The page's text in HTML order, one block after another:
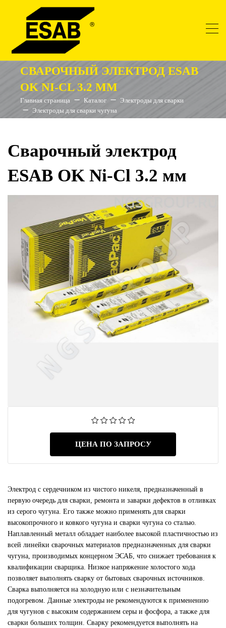
СВАРОЧНЫЙ ЭЛЕКТРОД ESAB
OK NI-CL 3.2 ММ
Главная страница Каталог
Электроды для сварки
Электроды для сварки чугуна
Сварочный электрод
ESAB OK Ni-Cl 3.2 мм
ЦЕНА ПО ЗАПРОСУ
Электрод с сердечником из чистого никеля, предназначенный в
первую очередь для сварки, ремонта и заварки дефектов в отливках
из серого чугуна. Его также можно применять для сварки
высокопрочного и ковкого чугуна и сварки чугуна со сталью.
Наплавленный металл обладает наиболее высокой пластичностью из
всей линейки сварочных материалов предназначенных для сварки
чугуна, производимых концерном ЭСАБ, что снижает требования к
квалификации сварщика. Низкое напряжение холостого хода
позволяет выполнять сварку от бытовых сварочных источников.
Сварка выполняется на холодную или с незначительным
подогревом. Данные электроды не рекомендуются к применению
для чугунов с высоким содержанием серы и фосфора, а также для
сварки больших толщин. Сварку рекомендуется выполнять на